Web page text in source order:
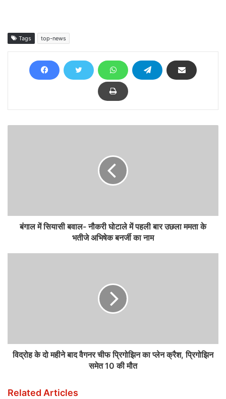
Tags top-news
बंगाल में सियासी बवाल- नौकरी घोटाले में पहली बार उछला ममता के
भतीजे अभिषेक बनर्जी का नाम
विद्रोह के दो महीने बाद वैगनर चीफ प्रिगोझिन का प्लेन क्रैश, प्रिगोझिन
समेत 10 की मौत
Related Articles